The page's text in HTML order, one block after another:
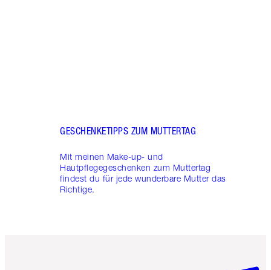
GESCHENKETIPPS ZUM MUTTERTAG
Mit meinen Make-up- und
Hautpflegegeschenken zum Muttertag
findest du für jede wunderbare Mutter das
Richtige.